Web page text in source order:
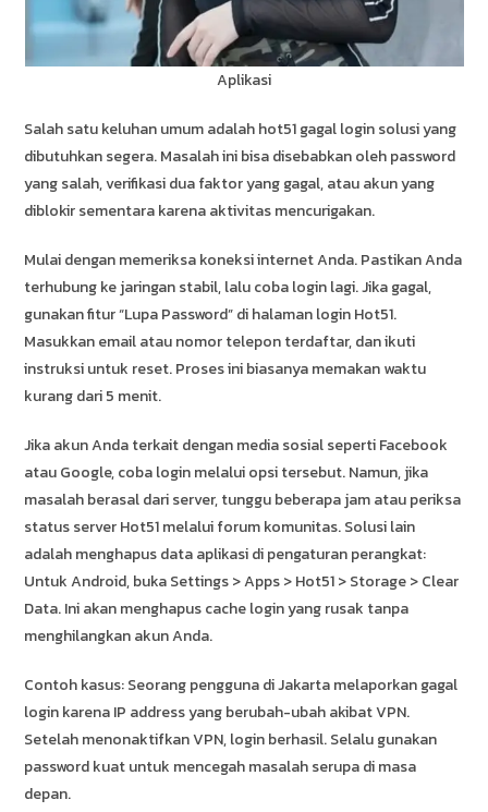
Aplikasi
Salah satu keluhan umum adalah hot51 gagal login solusi yang
dibutuhkan segera. Masalah ini bisa disebabkan oleh password
yang salah, verifikasi dua faktor yang gagal, atau akun yang
diblokir sementara karena aktivitas mencurigakan.
Mulai dengan memeriksa koneksi internet Anda. Pastikan Anda
terhubung ke jaringan stabil, lalu coba login lagi. Jika gagal,
gunakan fitur “Lupa Password” di halaman login Hot51.
Masukkan email atau nomor telepon terdaftar, dan ikuti
instruksi untuk reset. Proses ini biasanya memakan waktu
kurang dari 5 menit.
Jika akun Anda terkait dengan media sosial seperti Facebook
atau Google, coba login melalui opsi tersebut. Namun, jika
masalah berasal dari server, tunggu beberapa jam atau periksa
status server Hot51 melalui forum komunitas. Solusi lain
adalah menghapus data aplikasi di pengaturan perangkat:
Untuk Android, buka Settings > Apps > Hot51 > Storage > Clear
Data. Ini akan menghapus cache login yang rusak tanpa
menghilangkan akun Anda.
Contoh kasus: Seorang pengguna di Jakarta melaporkan gagal
login karena IP address yang berubah-ubah akibat VPN.
Setelah menonaktifkan VPN, login berhasil. Selalu gunakan
password kuat untuk mencegah masalah serupa di masa
depan.